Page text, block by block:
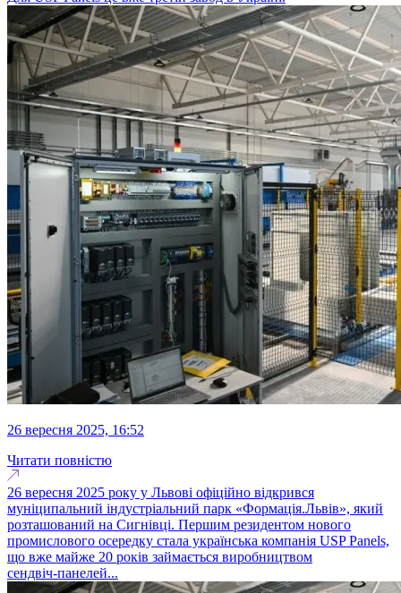
26 вересня 2025, 16:52
Читати повністю
26 вересня 2025 року у Львові офіційно відкрився
муніципальний індустріальний парк «Формація.Львів», який
розташований на Сигнівці. Першим резидентом нового
промислового осередку стала українська компанія USP Panels,
що вже майже 20 років займається виробництвом
сендвіч‑панелей...